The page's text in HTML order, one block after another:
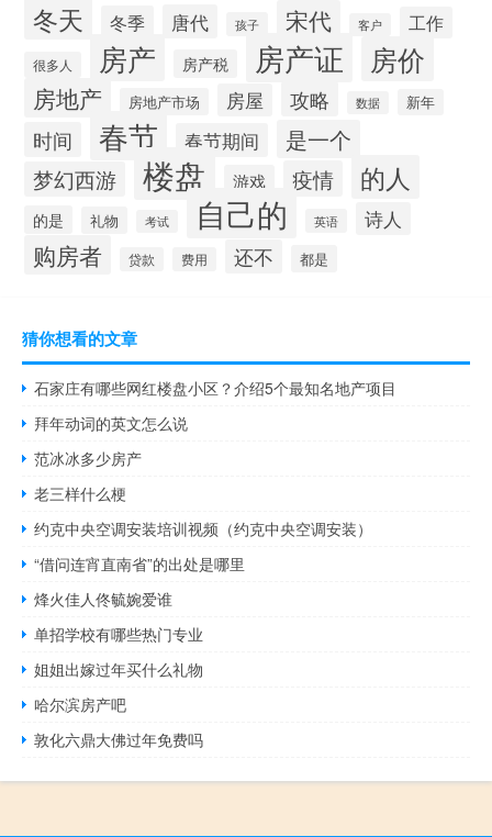
冬天 冬季 唐代 孩子 宋代 客户 工作
很多人 房产 房产税 房产证 房价
房地产 房地产市场 房屋 攻略 数据 新年
时间 春节 春节期间 是一个
梦幻西游 楼盘 游戏 疫情 的人
的是 礼物 考试 自己的 英语 诗人
购房者 贷款 费用 还不 都是
猜你想看的文章
石家庄有哪些网红楼盘小区？介绍5个最知名地产项目
拜年动词的英文怎么说
范冰冰多少房产
老三样什么梗
约克中央空调安装培训视频（约克中央空调安装）
“借问连宵直南省”的出处是哪里
烽火佳人佟毓婉爱谁
单招学校有哪些热门专业
姐姐出嫁过年买什么礼物
哈尔滨房产吧
敦化六鼎大佛过年免费吗